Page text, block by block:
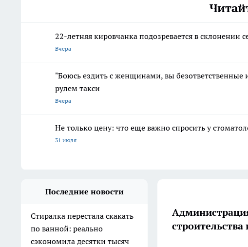
22-летняя кировчанка подозревается в склонении
Вчера
"Боюсь ездить с женщинами, вы безответственные
рулем такси
Вчера
Не только цену: что еще важно спросить у
31 июля
Последние новости
Стиралка перестала скакать
по ванной: реально
сэкономила десятки тысяч